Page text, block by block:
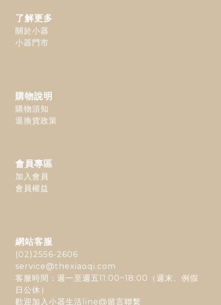
了解更多
關於小器
小器門市
購物說明
購物須知
退換貨政策
會員專區
加入會員
會員權益
網站客服
(02)2556-2606
service@thexiaoqi.com
客服時間：週一至週五11:00~18:00（週末、例假
日公休）
歡迎加入 小器生活line@留言聯繫